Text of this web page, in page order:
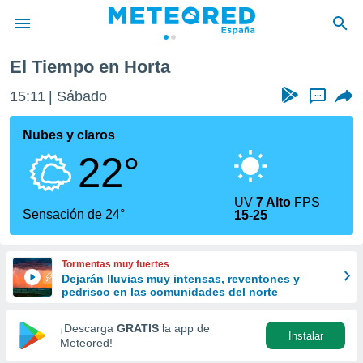
de
por
que se
calidad.
a este
las
y
forma
digital
basada
El Tiempo en Horta
15:12 Sábado ...
Nubes y claros
22°
Sensación de 24°
UV7 Alto FPS
15-25
Tormentas muy fuertes
Dejarán lluvias muy intensas, reventones y
pedrisco en las comunidades del norte
¡Descarga GRATIS la app de
Meteored!
Instalar